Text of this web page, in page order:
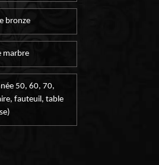
bronze
marbre
50, 60, 70,
fauteuil, table